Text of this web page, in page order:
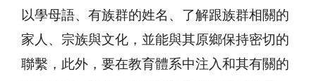
以學母語、有族群的姓名、了解跟族群相關的
家人、宗族與文化，並能與其原鄉保持密切的
聯繫，此外，要在教育體系中注入和其有關的